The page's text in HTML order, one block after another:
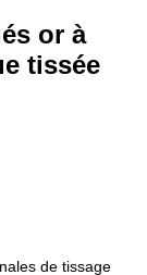
or à
tissée
de tissage